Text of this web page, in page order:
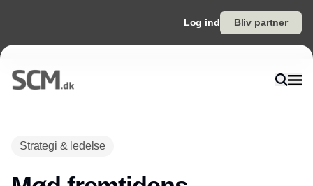
Log ind Bliv partner
Strategi & ledelse